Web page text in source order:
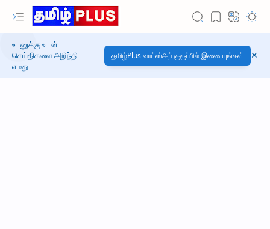
உடனுக்கு உடன்
செய்திகளை அறிந்திட
எமது
தமிழ்Plus வாட்ஸ்அப் குரூப்பில் இணையுங்கள்